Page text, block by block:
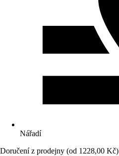
Nářadí
Doručení z prodejny (od 1228,00 Kč)